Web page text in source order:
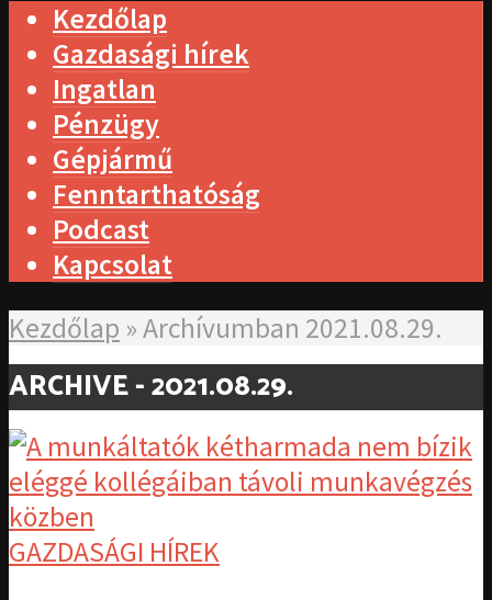
Kezdőlap
Gazdasági hírek
Ingatlan
Pénzügy
Gépjármű
Fenntarthatóság
Podcast
Kapcsolat
Kezdőlap »Archívumban 2021.08.29.
ARCHIVE - 2021.08.29.
GAZDASÁGI HÍREK